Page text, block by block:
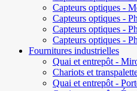
Capteurs optiques -
Capteurs optiques -
Capteurs optiques -
Capteurs optiques -
Fournitures industrielles
Quai et entrepôt -
Chariots et
Quai et entrepôt -